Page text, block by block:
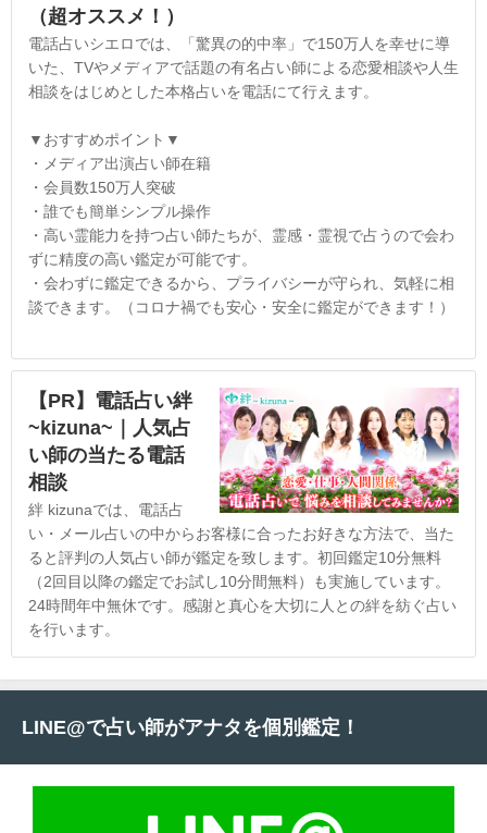
（超オススメ！）
電話占いシエロでは、「驚異の的中率」で150万人を幸せに導
いた、TVやメディアで話題の有名占い師による恋愛相談や人生
相談をはじめとした本格占いを電話にて行えます。
▼おすすめポイント▼
・メディア出演占い師在籍
・会員数150万人突破
・誰でも簡単シンプル操作
・高い霊能力を持つ占い師たちが、霊感・霊視で占うので会わ
ずに精度の高い鑑定が可能です。
・会わずに鑑定できるから、プライバシーが守られ、気軽に相
談できます。（コロナ禍でも安心・安全に鑑定ができます！）
【PR】電話占い絆
~kizuna~｜人気占
い師の当たる電話
相談
絆 kizunaでは、電話占
い・メール占いの中からお客様に合ったお好きな方法で、当た
ると評判の人気占い師が鑑定を致します。初回鑑定10分無料
（2回目以降の鑑定でお試し10分間無料）も実施しています。
24時間年中無休です。感謝と真心を大切に人との絆を紡ぐ占い
を行います。
LINE@で占い師がアナタを個別鑑定！